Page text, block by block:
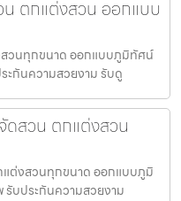
ตกแต่งสวน ออกแบบ
วนทุกขนาด ออกแบบภูมิทัศน์
ะกันความสวยงาม รับดู
ดสวน ตกแต่งสวน
ต่งสวนทุกขนาด ออกแบบภูมิ
รับประกันความสวยงาม